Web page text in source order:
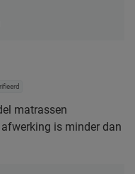
matrassen
is minder dan